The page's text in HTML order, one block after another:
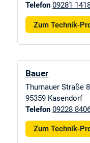
Telefon 09281
Zum Technik-
Bauer
Thurnauer Straße 8
95359 Kasendorf
Telefon 09228
Zum Technik-